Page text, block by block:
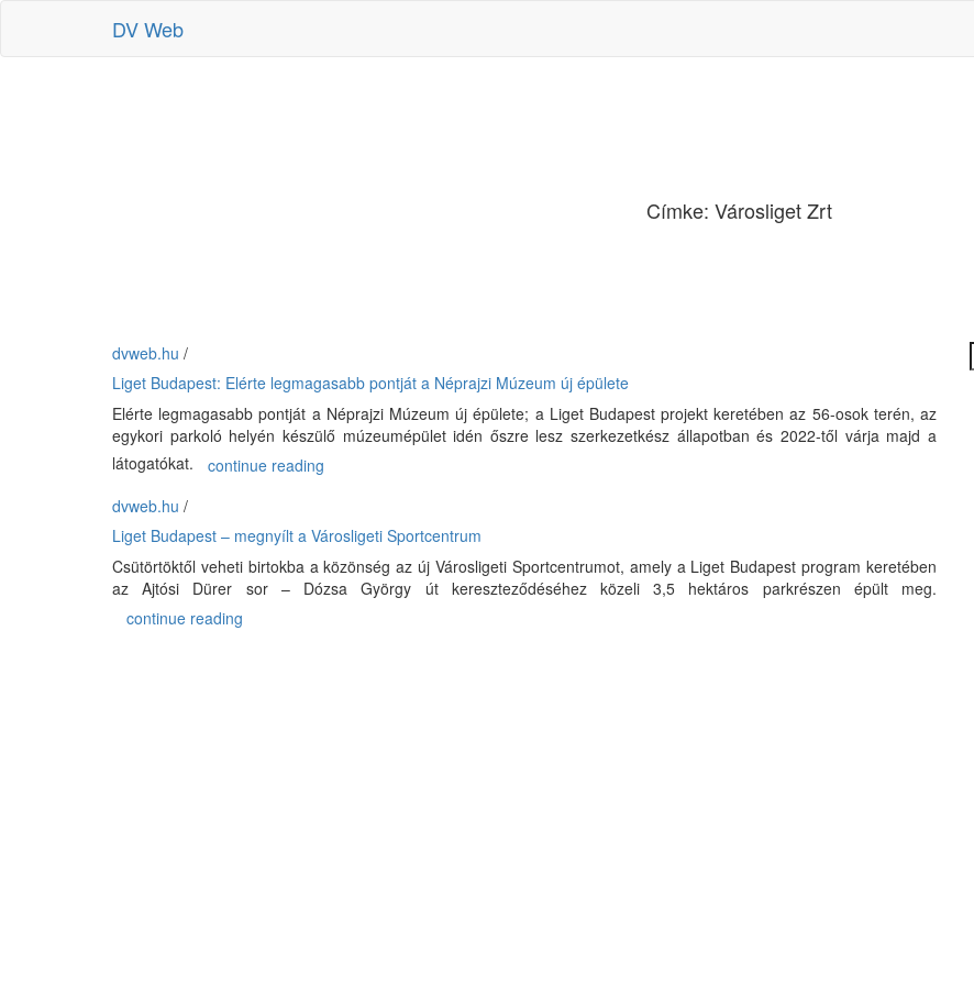
DV Web
Címke: Városliget Zrt
dvweb.hu /
Liget Budapest: Elérte legmagasabb pontját a Néprajzi Múzeum új épülete
Elérte legmagasabb pontját a Néprajzi Múzeum új épülete; a Liget Budapest projekt keretében az 56-osok terén, az
egykori parkoló helyén készülő múzeumépület idén őszre lesz szerkezetkész állapotban és 2022-től várja majd a
látogatókat.
continue reading
dvweb.hu /
Liget Budapest – megnyílt a Városligeti Sportcentrum
Csütörtöktől veheti birtokba a közönség az új Városligeti Sportcentrumot, amely a Liget Budapest program keretében
az Ajtósi Dürer sor – Dózsa György út kereszteződéséhez közeli 3,5 hektáros parkrészen épült meg.
continue reading